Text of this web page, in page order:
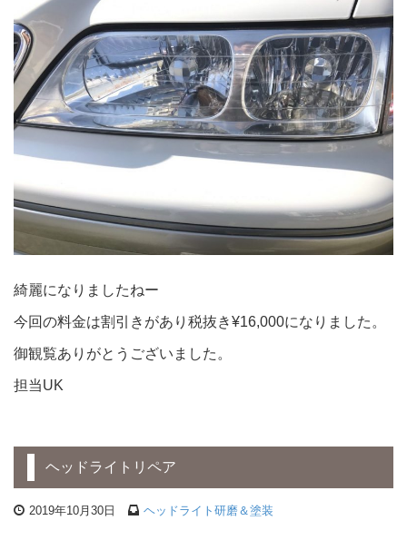
綺麗になりましたねー
今回の料金は割引きがあり税抜き¥16,000になりました。
御観覧ありがとうございました。
担当UK
ヘッドライトリペア
2019年10月30日 ヘッドライト研磨＆塗装